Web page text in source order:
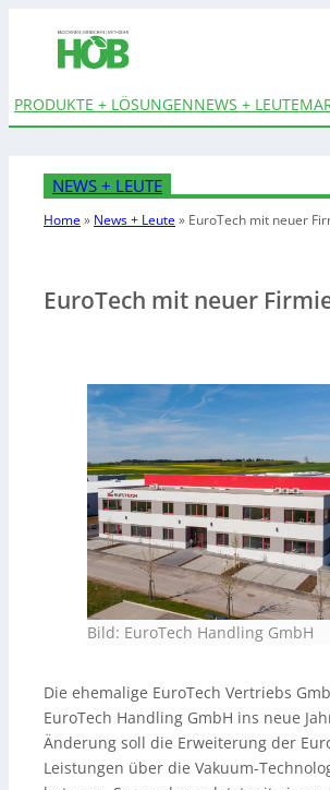
PRODUKTE + LÖSUNGENNEWS + LEUTE
NEWS + LEUTE
Home» News + Leute» EuroTech mit neuer
EuroTech mit neuer
Bild: EuroTech Handling GmbH
Die ehemalige EuroTech Vertriebs
EuroTech Handling GmbH ins neue
Änderung soll die Erweiterung der
Leistungen über die Vakuum-